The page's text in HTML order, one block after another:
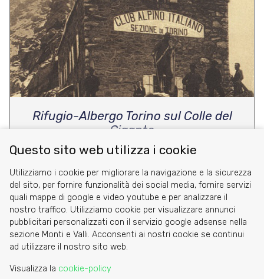
Rifugio-Albergo Torino sul Colle del
Gigante
di Redazione
Cookie
Privacy Policy
Questo sito web utilizza i cookie
Utilizziamo i cookie per migliorare la navigazione e la sicurezza
del sito, per fornire funzionalità dei social media, fornire servizi
quali mappe di google e video youtube e per analizzare il
nostro traffico. Utilizziamo cookie per visualizzare annunci
pubblicitari personalizzati con il servizio google adsense nella
sezione Monti e Valli. Acconsenti ai nostri cookie se continui
ad utilizzare il nostro sito web.
Visualizza la cookie-policy